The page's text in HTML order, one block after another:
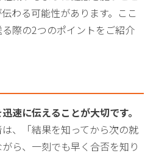
わる可能性があります。ここ
際の2つのポイントをご紹介
速に伝えることが大切です。
、「結果を知ってから次の就
ら、一刻でも早く合否を知り